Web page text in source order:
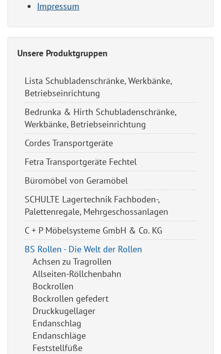
Impressum
Unsere Produktgruppen
Lista Schubladenschränke, Werkbänke,
Betriebseinrichtung
Bedrunka & Hirth Schubladenschränke,
Werkbänke, Betriebseinrichtung
Cordes Transportgeräte
Fetra Transportgeräte Fechtel
Büromöbel von Geramöbel
SCHULTE Lagertechnik Fachboden-,
Palettenregale, Mehrgeschossanlagen
C + P Möbelsysteme GmbH & Co. KG
BS Rollen - Die Welt der Rollen
Achsen zu Tragrollen
Allseiten-Röllchenbahn
Bockrollen
Bockrollen gefedert
Druckkugellager
Endanschlag
Endanschläge
Feststellfüße